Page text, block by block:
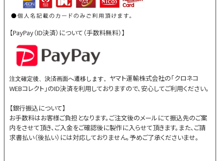
【PayPay（ID決済）について（手数料無料）】
注文確定後、決済画面へ遷移します。 ヤマト運輸株式会社の「クロネコ
WEBコレクト」のID決済を利用しておりますので、安心してご利用ください。
【銀行振込について】
お手数料はお客様ご負担となります。ご注文後のメールにて振込先のご案
内をさせて頂き、ご入金をご確認後に製作に入らせて頂きます。また、ご請
求書払い（後払い）には対応しておりません。予めご了承くださいませ。